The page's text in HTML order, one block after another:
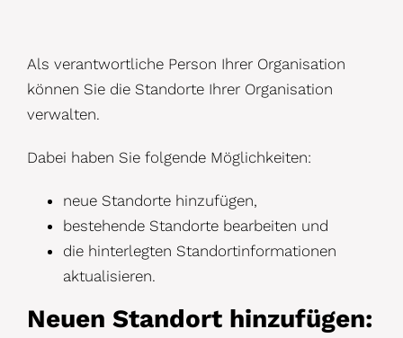
D
e
t
a
Als verantwortliche Person Ihrer Organisation
können Sie die Standorte Ihrer Organisation
verwalten.
Dabei haben Sie folgende Möglichkeiten:
neue Standorte hinzufügen,
bestehende Standorte bearbeiten und
die hinterlegten Standortinformationen
aktualisieren.
Neuen Standort hinzufügen: